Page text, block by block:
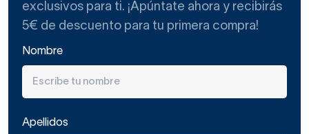
exclusivos para ti. ¡Apúntate ahora y recibirás
5€ de descuento para tu primera compra!
Nombre
Apellidos